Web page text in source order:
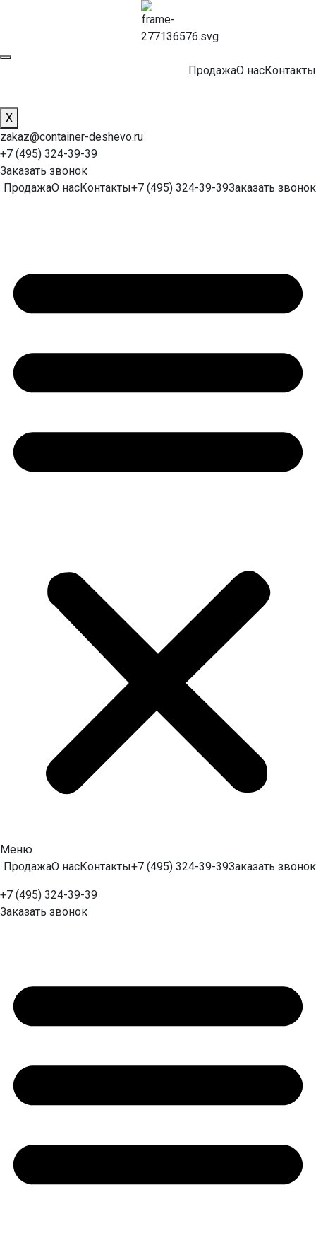
ПродажаО насКонтакты
X
zakaz@container-deshevo.ru
+7 (495) 324-39-39
Заказать звонок
ПродажаО насКонтакты+7 (495) 324-39-39Заказать звонок
Меню
ПродажаО насКонтакты+7 (495) 324-39-39Заказать звонок
+7 (495) 324-39-39
Заказать звонок